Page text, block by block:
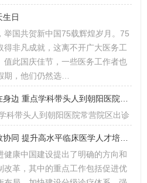
生日
举国共贺新中国75载辉煌岁月。75
得非凡成就，这离不开广大医务工
值此国庆佳节，一些医务工作者也
期，他们仍然选…
科带头人到朝阳医院常营院区出诊
健康中国建设提出了明确的方向和
改革，其中的重点工作包括促进优